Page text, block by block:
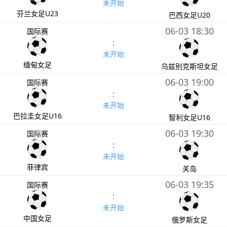
芬兰女足U23
未开始
巴西女足U20
国际赛
缅甸女足
:
未开始
06-03 18:30
乌兹别克斯坦女足
国际赛
巴拉圭女足U16
:
未开始
06-03 19:00
智利女足U16
国际赛
菲律宾
:
未开始
06-03 19:30
关岛
国际赛
中国女足
:
未开始
06-03 19:35
俄罗斯女足